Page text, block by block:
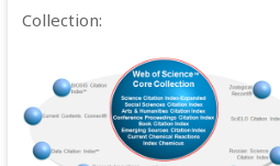
Collection: